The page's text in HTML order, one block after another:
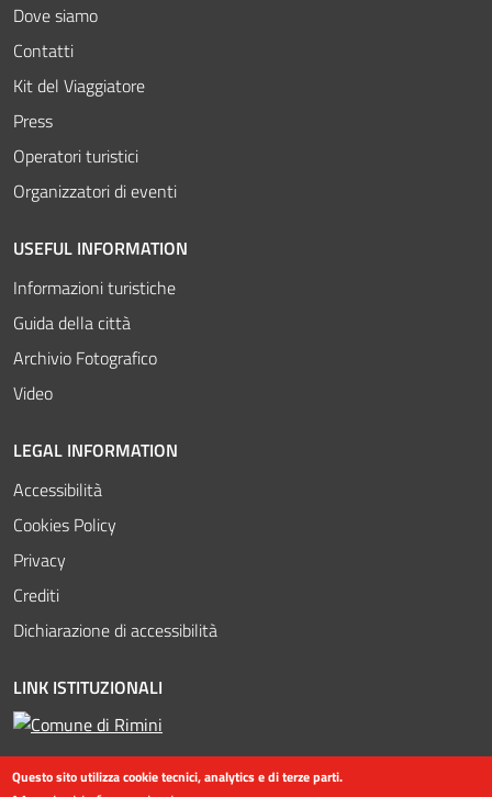
Dove siamo
Contatti
Kit del Viaggiatore
Press
Operatori turistici
Organizzatori di eventi
USEFUL INFORMATION
Informazioni turistiche
Guida della città
Archivio Fotografico
Video
LEGAL INFORMATION
Accessibilità
Cookies Policy
Privacy
Crediti
Dichiarazione di accessibilità
LINK ISTITUZIONALI
Questo sito utilizza cookie tecnici, analytics e di terze parti.